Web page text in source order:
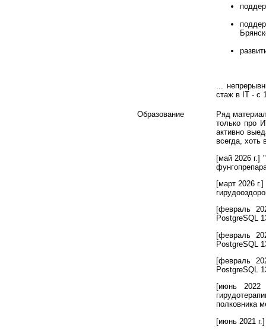
...
стаж в IT - с
Образование
Ряд
только про
активно
всегда, хоть
[май 2026 г.]
[март 2026
[февраль
PostgreSQL
[февраль
PostgreSQL
[февраль
PostgreSQL
[июнь
полковника
[июнь 2021